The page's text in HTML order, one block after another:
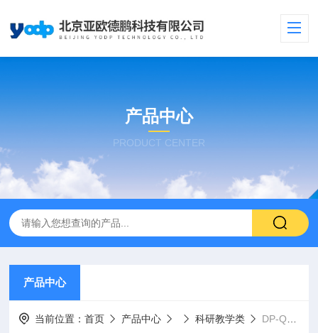
产品中心
PRODUCT CENTER
产品中心
当前位置：首页 产品中心 科研教学类 DP-QZWT型弯曲试验机